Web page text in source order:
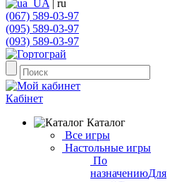
UA | ru
(067) 589-03-97
(095) 589-03-97
(093) 589-03-97
Кабінет
Каталог
Все игры
Настольные игры
По
назначениюДля